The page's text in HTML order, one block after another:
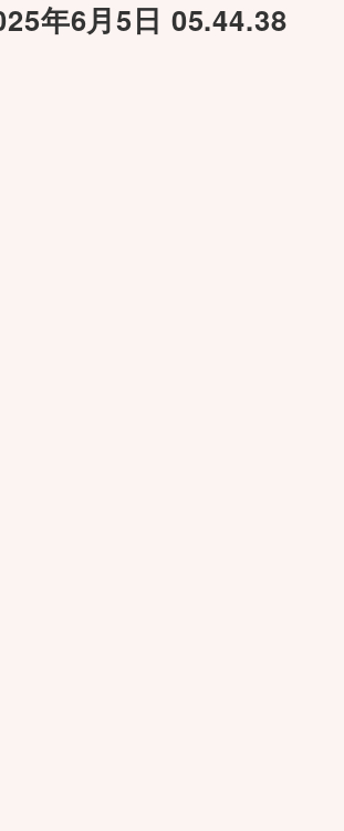
年6月5日 05.44.38